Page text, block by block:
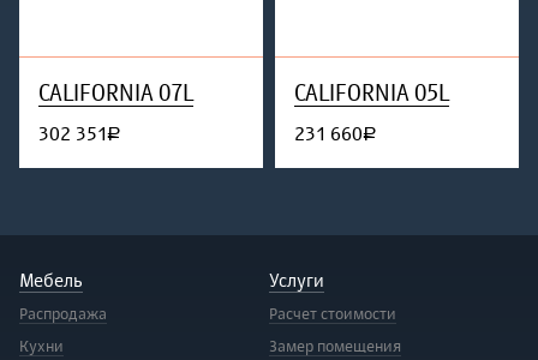
CALIFORNIA 07L
302 351руб.
CALIFORNIA 05L
231 660руб.
Мебель
Распродажа
Кухни
Услуги
Расчет стоимости
Замер помещения